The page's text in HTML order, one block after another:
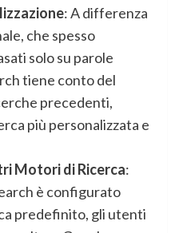
: A differenza
che spesso
solo su parole
tiene conto del
precedenti,
più personalizzata e
Motori di Ricerca:
è configurato
predefinito, gli utenti